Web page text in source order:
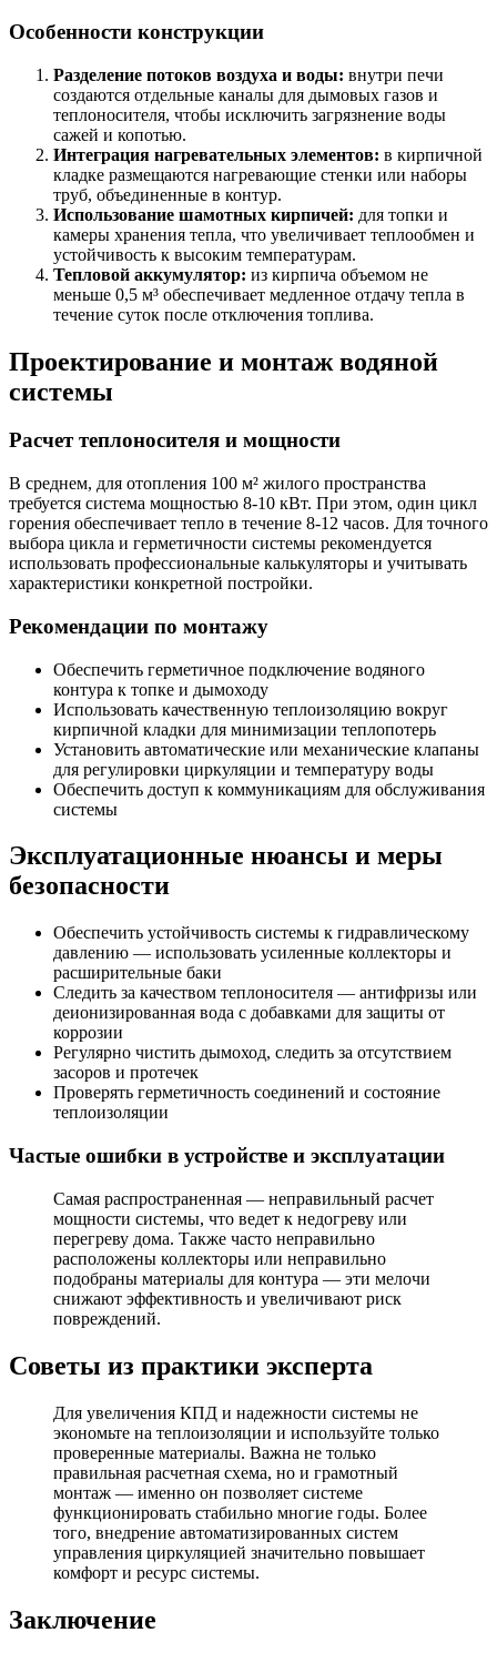
Особенности конструкции
Разделение потоков воздуха и воды: внутри печи
создаются отдельные каналы для дымовых газов и
теплоносителя, чтобы исключить загрязнение воды
сажей и копотью.
Интеграция нагревательных элементов: в кирпичной
кладке размещаются нагревающие стенки или наборы
труб, объединенные в контур.
Использование шамотных кирпичей: для топки и
камеры хранения тепла, что увеличивает теплообмен и
устойчивость к высоким температурам.
Тепловой аккумулятор: из кирпича объемом не
меньше 0,5 м³ обеспечивает медленное отдачу тепла в
течение суток после отключения топлива.
Проектирование и монтаж водяной
системы
Расчет теплоносителя и мощности
В среднем, для отопления 100 м² жилого пространства
требуется система мощностью 8-10 кВт. При этом, один цикл
горения обеспечивает тепло в течение 8-12 часов. Для точного
выбора цикла и герметичности системы рекомендуется
использовать профессиональные калькуляторы и учитывать
характеристики конкретной постройки.
Рекомендации по монтажу
Обеспечить герметичное подключение водяного
контура к топке и дымоходу
Использовать качественную теплоизоляцию вокруг
кирпичной кладки для минимизации теплопотерь
Установить автоматические или механические клапаны
для регулировки циркуляции и температуру воды
Обеспечить доступ к коммуникациям для обслуживания
системы
Эксплуатационные нюансы и меры
безопасности
Обеспечить устойчивость системы к гидравлическому
давлению — использовать усиленные коллекторы и
расширительные баки
Следить за качеством теплоносителя — антифризы или
деионизированная вода с добавками для защиты от
коррозии
Регулярно чистить дымоход, следить за отсутствием
засоров и протечек
Проверять герметичность соединений и состояние
теплоизоляции
Частые ошибки в устройстве и эксплуатации
Самая распространенная — неправильный расчет
мощности системы, что ведет к недогреву или
перегреву дома. Также часто неправильно
расположены коллекторы или неправильно
подобраны материалы для контура — эти мелочи
снижают эффективность и увеличивают риск
повреждений.
Советы из практики эксперта
Для увеличения КПД и надежности системы не
экономьте на теплоизоляции и используйте только
проверенные материалы. Важна не только
правильная расчетная схема, но и грамотный
монтаж — именно он позволяет системе
функционировать стабильно многие годы. Более
того, внедрение автоматизированных систем
управления циркуляцией значительно повышает
комфорт и ресурс системы.
Заключение